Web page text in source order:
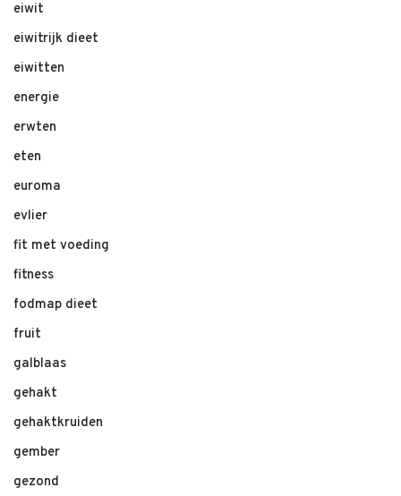
eiwit
eiwitrijk dieet
eiwitten
energie
erwten
eten
euroma
evlier
fit met voeding
fitness
fodmap dieet
fruit
galblaas
gehakt
gehaktkruiden
gember
gezond